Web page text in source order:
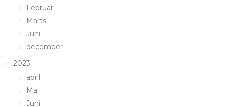
Februar
Marts
Juni
december
2023
april
Maj
Juni